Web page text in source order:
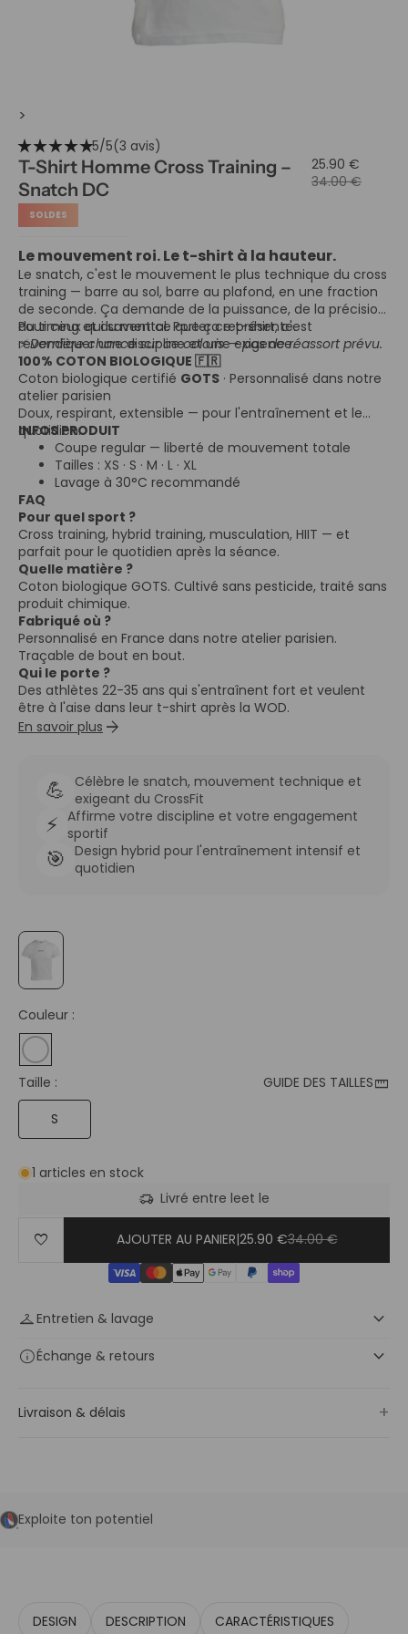
>
star_ratestar_ratestar_ratestar_ratestar_rate5/5(3 avis)
T-Shirt Homme Cross Training –
Snatch DC
25.90 €
34.00 €
SOLDES
Le mouvement roi. Le t-shirt à la hauteur.
Le snatch, c'est le mouvement le plus technique du cross
training — barre au sol, barre au plafond, en une fraction
de seconde. Ça demande de la puissance, de la précision,
du timing et du mental. Porter ce t-shirt, c'est
revendiquer une discipline et une exigence.
Pour ceux qui savent ce que ça représente.
⚡ Dernière chance sur ce coloris — pas de réassort prévu.
100% COTON BIOLOGIQUE 🇫🇷
Coton biologique certifié GOTS · Personnalisé dans notre
atelier parisien
Doux, respirant, extensible — pour l'entraînement et le
quotidien.
INFOS PRODUIT
Coupe regular — liberté de mouvement totale
Tailles : XS · S · M · L · XL
Lavage à 30°C recommandé
FAQ
Pour quel sport ?
Cross training, hybrid training, musculation, HIIT — et
parfait pour le quotidien après la séance.
Quelle matière ?
Coton biologique GOTS. Cultivé sans pesticide, traité sans
produit chimique.
Fabriqué où ?
Personnalisé en France dans notre atelier parisien.
Traçable de bout en bout.
Qui le porte ?
Des athlètes 22-35 ans qui s'entraînent fort et veulent
être à l'aise dans leur t-shirt après la WOD.
En savoir plus arrow_forward
💪
Célèbre le snatch, mouvement technique et
exigeant du CrossFit
⚡ Affirme votre discipline et votre engagement
sportif
🎯 Design hybrid pour l'entraînement intensif et
quotidien
Couleur :
Taille : GUIDE DES TAILLESstraighten
S
1 articles en stock
delivery_truck_speed Livré entre leet le
favorite AJOUTER AU PANIER|25.90 €34.00 €
checkroomEntretien & lavage keyboard_arrow_down
infoÉchange & retours keyboard_arrow_down
Livraison & délais +
Exploite ton potentiel
DESIGN DESCRIPTION CARACTÉRISTIQUES